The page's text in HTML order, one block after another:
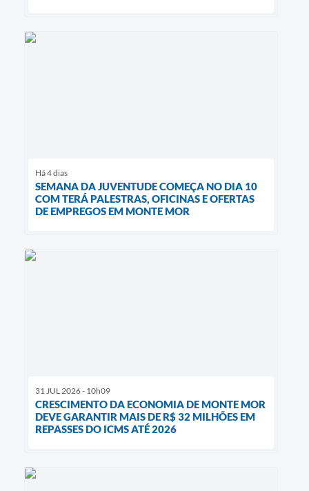
Há 4 dias
SEMANA DA JUVENTUDE COMEÇA NO DIA 10
COM TERÁ PALESTRAS, OFICINAS E OFERTAS
DE EMPREGOS EM MONTE MOR
31 JUL 2026 - 10h09
CRESCIMENTO DA ECONOMIA DE MONTE MOR
DEVE GARANTIR MAIS DE R$ 32 MILHÕES EM
REPASSES DO ICMS ATÉ 2026